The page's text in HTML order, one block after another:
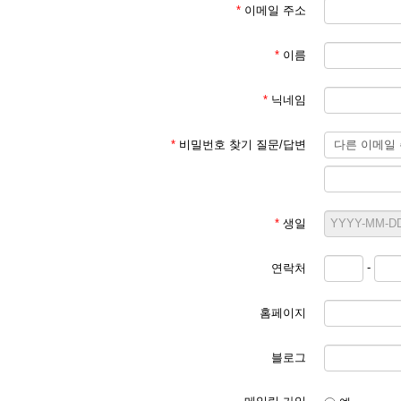
* 이메일 주소
* 이름
* 닉네임
* 비밀번호 찾기 질문/답변
* 생일
연락처 -
홈페이지
블로그